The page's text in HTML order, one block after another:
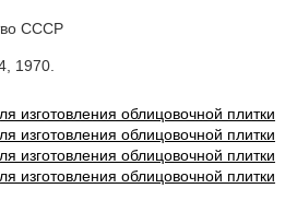
СССР
1970.